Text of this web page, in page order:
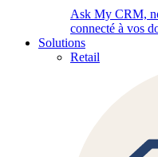
Ask My CRM,
connecté à vos
Solutions
Retail